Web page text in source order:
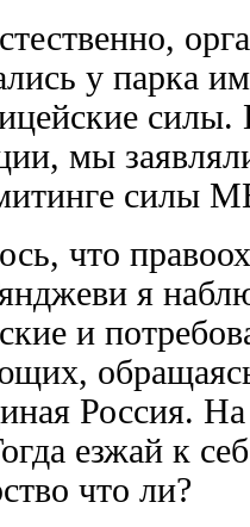
у парка
мы
силы
что
я
и
Россия.
езжай к
что ли?